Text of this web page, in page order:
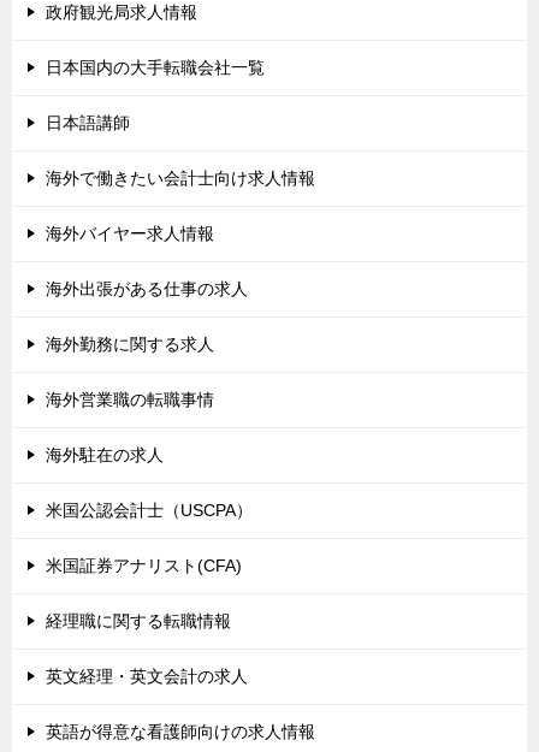
政府観光局求人情報
日本国内の大手転職会社一覧
日本語講師
海外で働きたい会計士向け求人情報
海外バイヤー求人情報
海外出張がある仕事の求人
海外勤務に関する求人
海外営業職の転職事情
海外駐在の求人
米国公認会計士（USCPA）
米国証券アナリスト(CFA)
経理職に関する転職情報
英文経理・英文会計の求人
英語が得意な看護師向けの求人情報